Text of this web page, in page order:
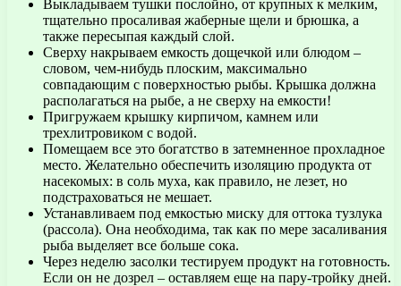
Выкладываем тушки послойно, от крупных к мелким,
тщательно просаливая жаберные щели и брюшка, а
также пересыпая каждый слой.
Сверху накрываем емкость дощечкой или блюдом –
словом, чем-нибудь плоским, максимально
совпадающим с поверхностью рыбы. Крышка должна
располагаться на рыбе, а не сверху на емкости!
Пригружаем крышку кирпичом, камнем или
трехлитровиком с водой.
Помещаем все это богатство в затемненное прохладное
место. Желательно обеспечить изоляцию продукта от
насекомых: в соль муха, как правило, не лезет, но
подстраховаться не мешает.
Устанавливаем под емкостью миску для оттока тузлука
(рассола). Она необходима, так как по мере засаливания
рыба выделяет все больше сока.
Через неделю засолки тестируем продукт на готовность.
Если он не дозрел – оставляем еще на пару-тройку дней.